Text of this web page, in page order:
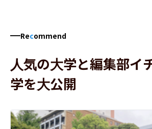
Recommend
人気の大学と編集部イ
学を大公開